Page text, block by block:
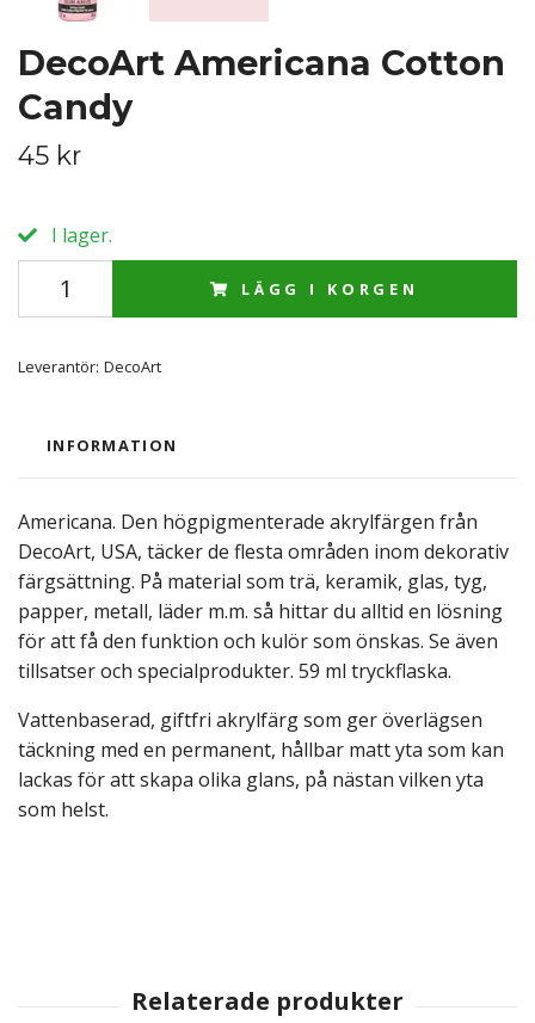
DecoArt Americana Cotton
Candy
45 kr
I lager.
LÄGG I KORGEN
Leverantör: DecoArt
INFORMATION
Americana. Den högpigmenterade akrylfärgen från
DecoArt, USA, täcker de flesta områden inom dekorativ
färgsättning. På material som trä, keramik, glas, tyg,
papper, metall, läder m.m. så hittar du alltid en lösning
för att få den funktion och kulör som önskas. Se även
tillsatser och specialprodukter. 59 ml tryckflaska.
Vattenbaserad, giftfri akrylfärg som ger överlägsen
täckning med en permanent, hållbar matt yta som kan
lackas för att skapa olika glans, på nästan vilken yta
som helst.